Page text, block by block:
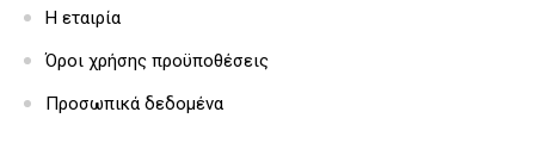
Η εταιρία
Όροι χρήσης προϋποθέσεις
Προσωπικά δεδομένα